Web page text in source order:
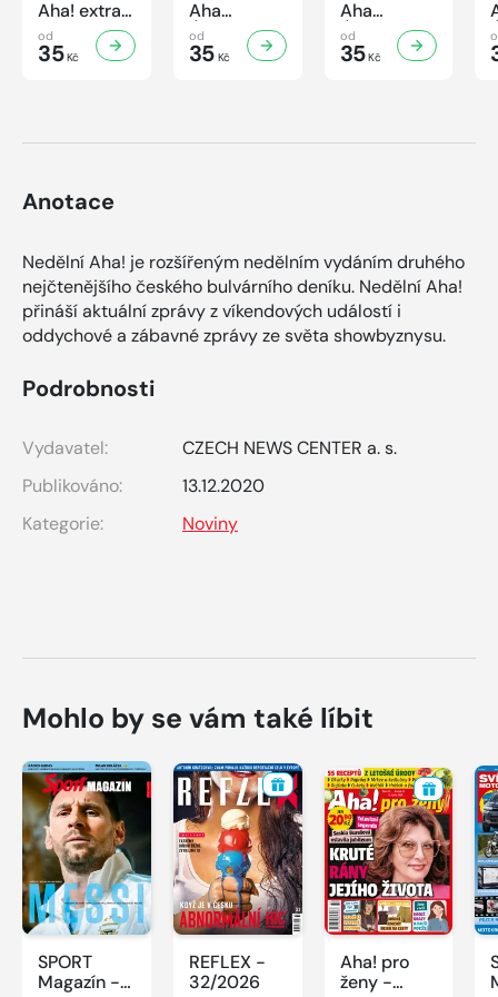
Aha! extra
č.3/2026
Úsporná
od
35Kč
Aha
Úsporná
kuchařka -
od
35Kč
Aha
Úsporná
kuchařka
od
35Kč
Anotace
Nedělní Aha! je rozšířeným nedělním vydáním druhého
nejčtenějšího českého bulvárního deníku. Nedělní Aha!
přináší aktuální zprávy z víkendových událostí i
oddychové a zábavné zprávy ze světa showbyznysu.
Podrobnosti
Vydavatel:
CZECH NEWS CENTER a. s.
Publikováno:
13.12.2020
Kategorie:
Noviny
Mohlo by se vám také líbit
SPORT
Magazín -
REFLEX -
32/2026
Aha! pro
ženy -